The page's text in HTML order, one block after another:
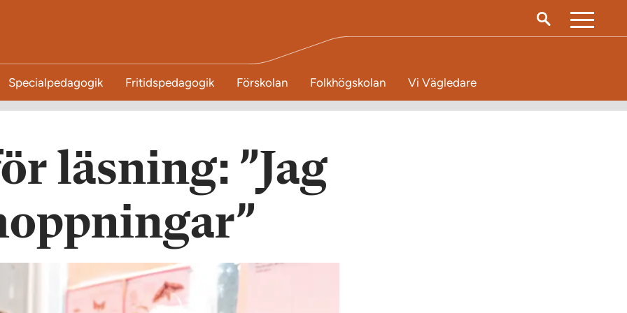
M
Specialpedagogik Fritidspedagogik Förskolan Folkhögskolan Vi Vägledare
läsning: ”Jag